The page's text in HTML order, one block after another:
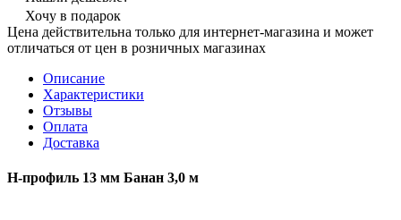
Хочу в подарок
Цена действительна только для интернет-магазина и может
отличаться от цен в розничных магазинах
Описание
Характеристики
Отзывы
Оплата
Доставка
Н-профиль 13 мм Банан 3,0 м